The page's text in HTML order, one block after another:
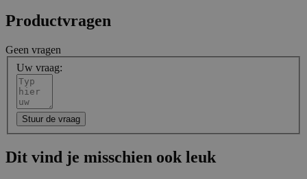
Productvragen
Geen vragen
Uw vraag:
Stuur de vraag
Dit vind je misschien ook leuk